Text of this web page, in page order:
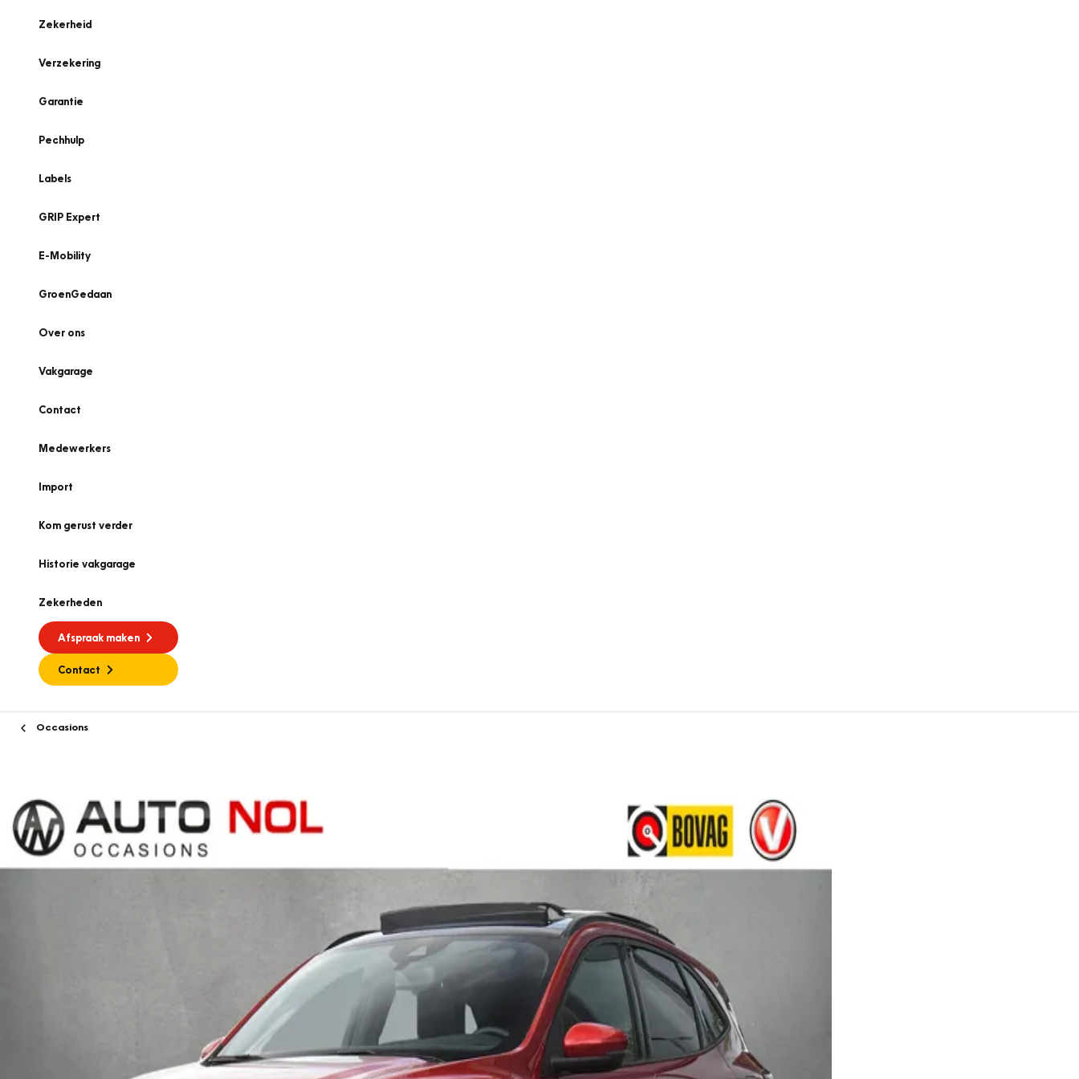
Zekerheid
Verzekering
Garantie
Pechhulp
Labels
GRIP Expert
E-Mobility
GroenGedaan
Over ons
Vakgarage
Contact
Medewerkers
Import
Kom gerust verder
Historie vakgarage
Zekerheden
Afspraak maken
Contact
Occasions